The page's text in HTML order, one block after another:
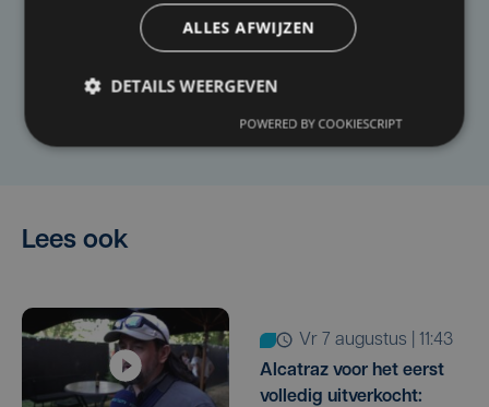
Heb je een taal- of schrijffout opgemerkt in dit
Laat het ons weten
Lees ook
vr 7 augustus | 11:43
Alcatraz voor het eerst
volledig uitverkocht:
ALLES AFWIJZEN
DETAILS WEERGEVEN
POWERED BY COOKIESCRIPT